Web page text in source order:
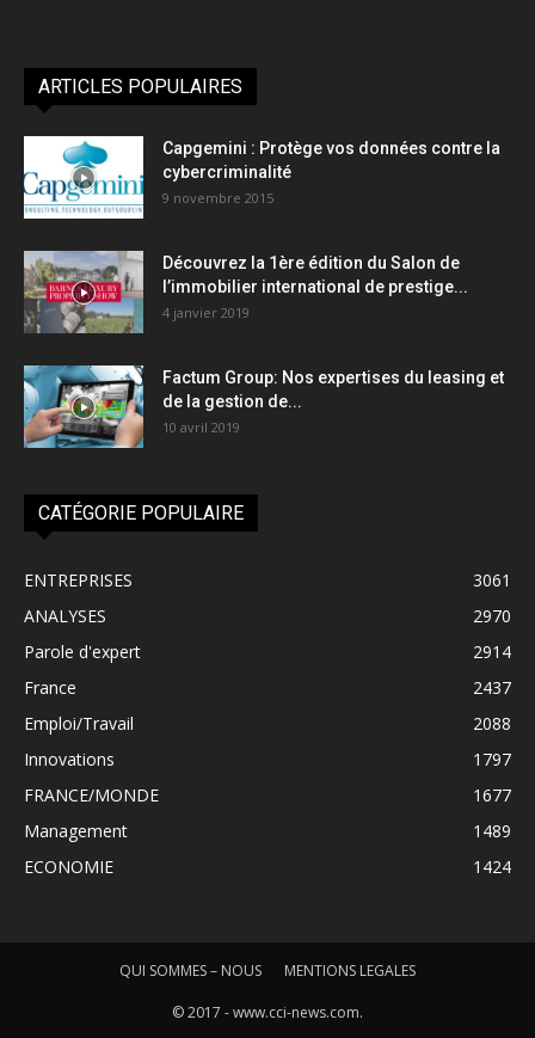
ARTICLES POPULAIRES
Capgemini : Protège vos données contre la
cybercriminalité
9 novembre 2015
Découvrez la 1ère édition du Salon de
l’immobilier international de prestige...
4 janvier 2019
Factum Group: Nos expertises du leasing et
de la gestion de...
10 avril 2019
CATÉGORIE POPULAIRE
ENTREPRISES
3061
ANALYSES
2970
Parole d'expert
2914
France
2437
Emploi/Travail
2088
Innovations
1797
FRANCE/MONDE
1677
Management
1489
ECONOMIE
1424
QUI SOMMES – NOUS MENTIONS LEGALES
© 2017 - www.cci-news.com.